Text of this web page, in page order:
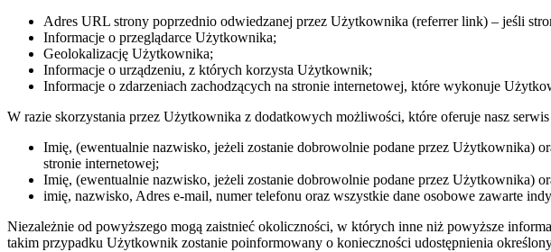
Adres URL strony poprzednio odwiedzanej przez Użytkownika (referrer link) – jeśli
Informacje o przeglądarce Użytkownika;
Geolokalizację Użytkownika;
Informacje o urządzeniu, z których korzysta Użytkownik;
Informacje o zdarzeniach zachodzących na stronie internetowej, które wykonuje
W razie skorzystania przez Użytkownika z dodatkowych możliwości, które oferuje nasz
Imię, (ewentualnie nazwisko, jeżeli zostanie dobrowolnie podane przez Użytkownika)
stronie internetowej;
Imię, (ewentualnie nazwisko, jeżeli zostanie dobrowolnie podane przez Użytkownika)
imię, nazwisko, Adres e-mail, numer telefonu oraz wszystkie dane osobowe zawarte
Niezależnie od powyższego mogą zaistnieć okoliczności, w których inne niż powyższe
takim przypadku Użytkownik zostanie poinformowany o konieczności udostępnienia